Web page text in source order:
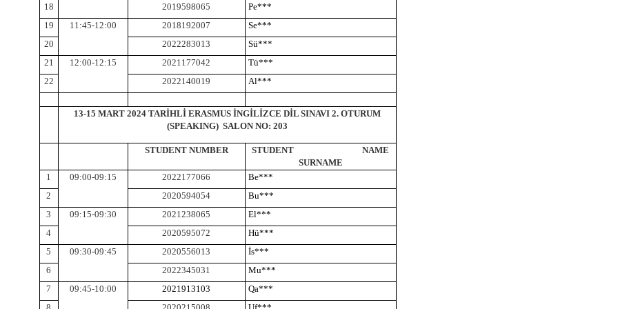
18
2019598065
Pe***
19
11:45-12:00 2018192007
Se***
20
2022283013
Sü***
21
12:00-12:15 2021177042
Tü***
22
2022140019 Al***
13-15 MART 2024 TARİHLİ ERASMUS İNGİLİZCE DİL SINAVI 2. OTURUM
(SPEAKING) SALON NO: 203
STUDENT NUMBER
STUDENT NAME
SURNAME
1
09:00-09:15 2022177066
Be***
2
2020594054
Bu***
3
09:15-09:30 2021238065
El***
4
2020595072
Hü***
5
09:30-09:45 2020556013
İs***
6
2022345031
Mu***
7
09:45-10:00 2021913103
Qa***